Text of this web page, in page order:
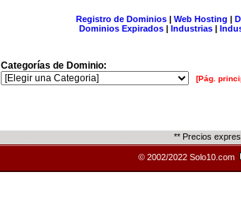
Registro de Dominios| Web Hosting |
Dominios Expirados | Industrias |
Categorías de Dominio:
[Pág.
** Precios
© 2002/2022 Solo10.com